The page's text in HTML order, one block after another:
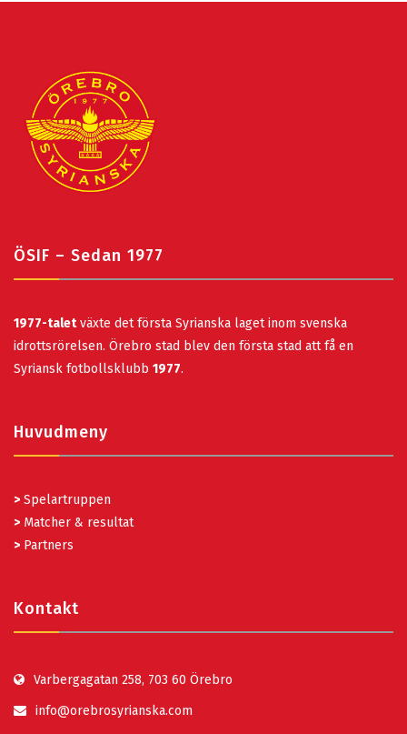
ÖSIF – Sedan 1977
1977-taletväxte det första Syrianska laget inom svenska
idrottsrörelsen. Örebro stad blev den första stad att få en
Syriansk fotbollsklubb 1977.
Huvudmeny
> Spelartruppen
> Matcher & resultat
> Partners
Kontakt
Varbergagatan 258, 703 60 Örebro
info@orebrosyrianska.com